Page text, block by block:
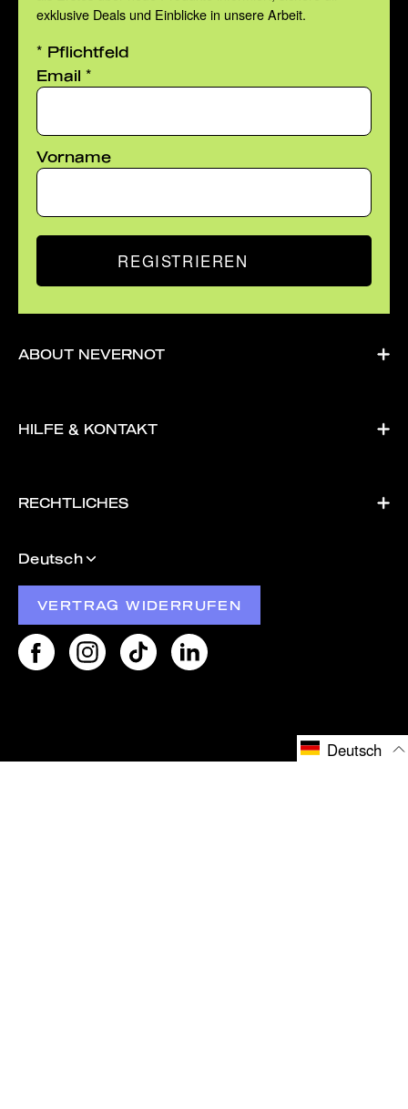
exklusive Deals und Einblicke in unsere Arbeit.
* Pflichtfeld
Email *
Vorname
REGISTRIEREN
ABOUT NEVERNOT
HILFE & KONTAKT
RECHTLICHES
Sprache
Deutsch
VERTRAG WIDERRUFEN
Deutsch